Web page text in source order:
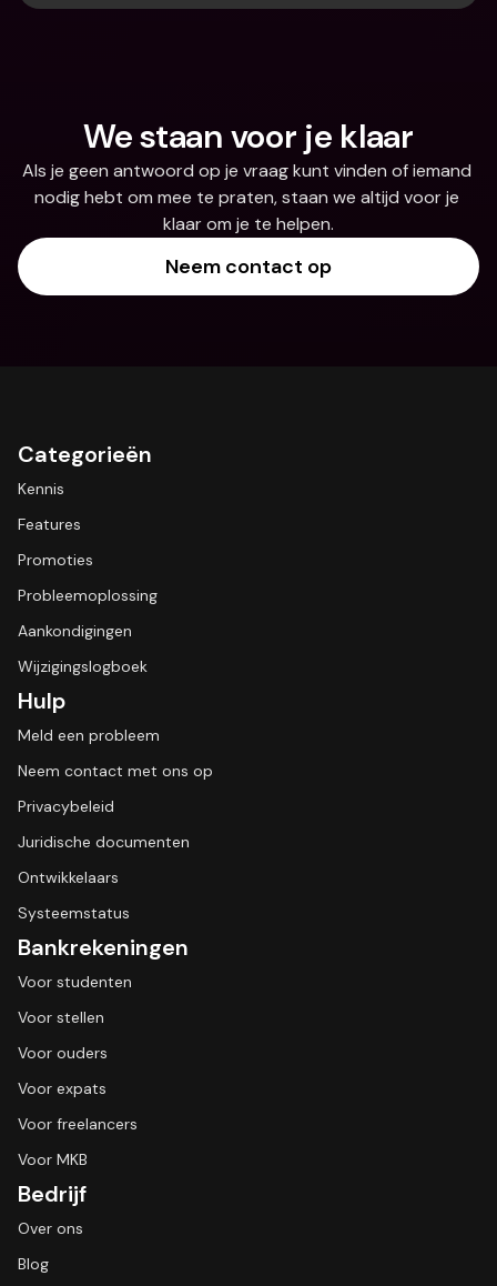
We staan voor je klaar
Als je geen antwoord op je vraag kunt vinden of iemand
nodig hebt om mee te praten, staan we altijd voor je
klaar om je te helpen.
Neem contact op
Categorieën
Kennis
Features
Promoties
Probleemoplossing
Aankondigingen
Wijzigingslogboek
Hulp
Meld een probleem
Neem contact met ons op
Privacybeleid
Juridische documenten
Ontwikkelaars
Systeemstatus
Bankrekeningen
Voor studenten
Voor stellen
Voor ouders
Voor expats
Voor freelancers
Voor MKB
Bedrijf
Over ons
Blog